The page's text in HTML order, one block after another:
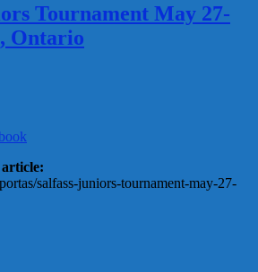
Tournament May 27-
Ontario
salfass-juniors-tournament-may-27-